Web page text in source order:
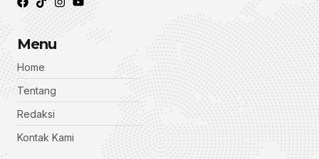
Menu
Home
Tentang
Redaksi
Kontak Kami